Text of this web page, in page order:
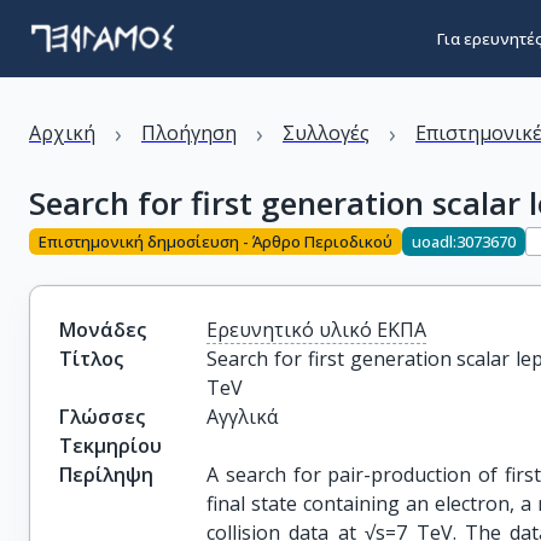
Για ερευνητές
Αρχική › Πλοήγηση › Συλλογές ›
Search for first generation scalar
Επιστημονική δημοσίευση - Άρθρο Περιοδικού uoadl:3073670
Μονάδες
Ερευνητικό υλικό ΕΚΠΑ
Τίτλος
Search for first generation scalar
TeV
Γλώσσες
Τεκμηρίου
Αγγλικά
Περίληψη
A search for pair-production of
final state containing an electron,
collision data at √s=7 TeV. The